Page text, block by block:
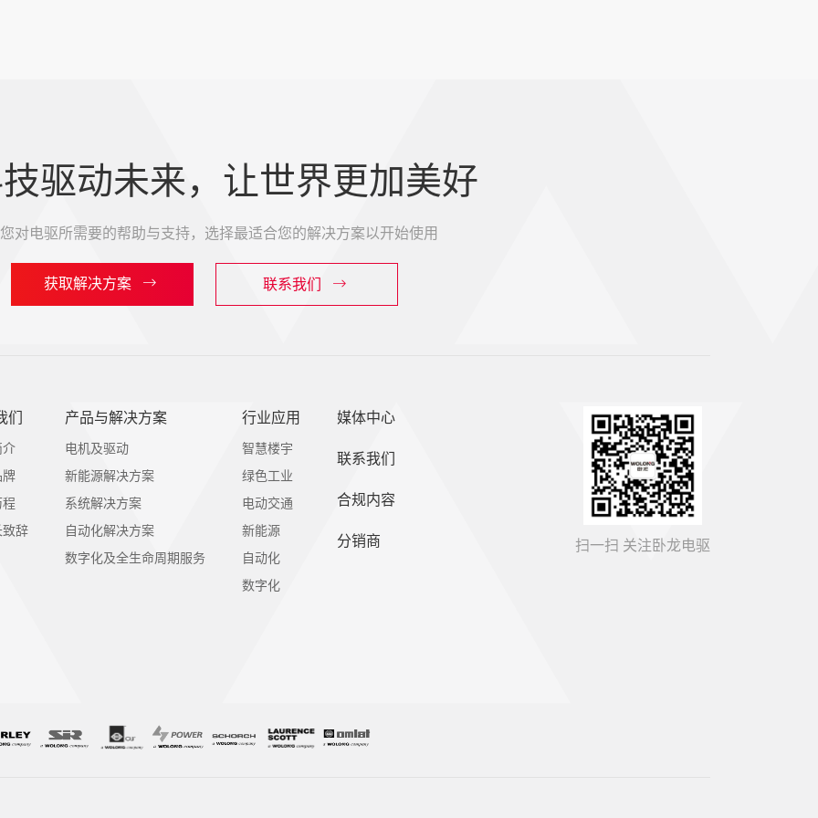
驱动未来，让世界更加美好
对电驱所需要的帮助与支持，选择最适合您的解决方案以开始使用
获取解决方案 联系我们
们
辞
产品与解决方案
电机及驱动
新能源解决方案
系统解决方案
自动化解决方案
数字化及全生命周期服务
行业应用
智慧楼宇
绿色工业
电动交通
新能源
自动化
数字化
媒体中心
联系我们
合规内容
分销商 扫一扫 关注卧龙电驱